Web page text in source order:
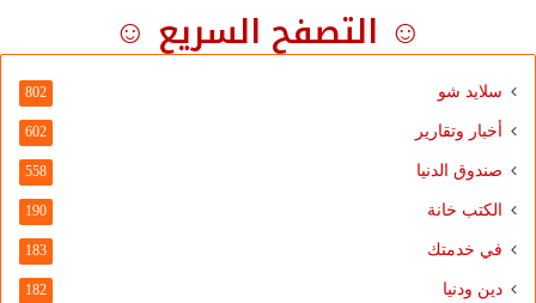
☺ التصفح السريع ☺
سلايد شو 802
أخبار وتقارير 602
صندوق الدنيا 558
الكتب خانة 190
في خدمتك 183
دين ودنيا 182